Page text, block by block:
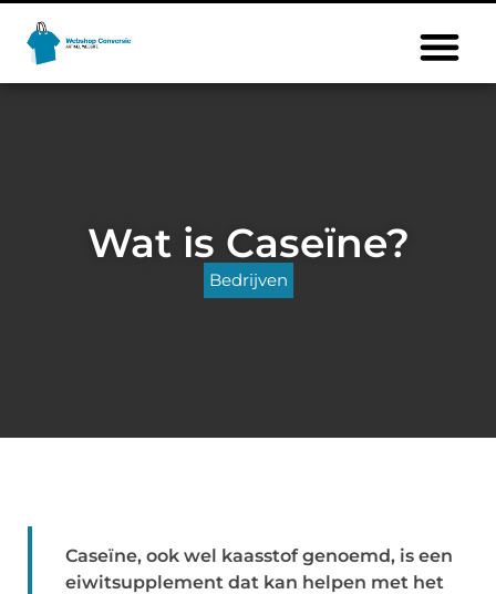
Wat is Caseïne?
Bedrijven
Caseïne, ook wel kaasstof genoemd, is een
eiwitsupplement dat kan helpen met het